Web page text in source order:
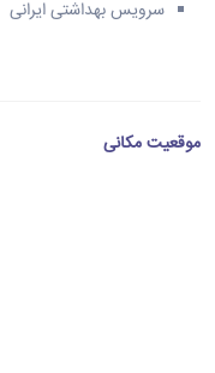
سرویس بهداشتی ایرانی
موقعیت مکانی